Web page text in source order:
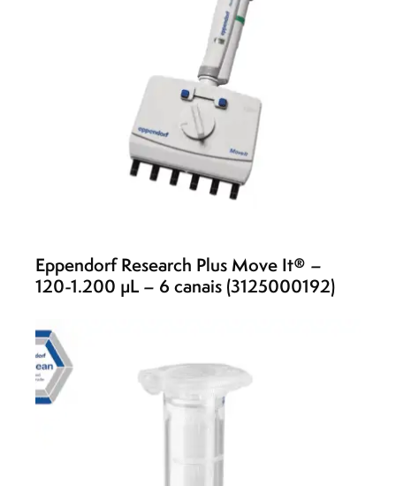
Eppendorf Research Plus Move It® –
120-1.200 µL – 6 canais (3125000192)